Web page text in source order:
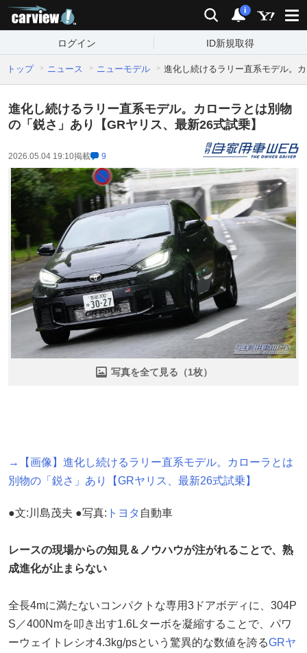
検索 通知
i
ログイン ID新規取得
トップ ニュース ニューモデル 進化し続けるラリー直系モデル。
進化し続けるラリー直系モデル。カローラとは別物
の「鋭さ」あり【GRヤリス、最新26式試乗】
2026.05.04 19:10掲載 9
写真を全て見る（1枚）
→【画像】進化し続けるラリー直系モデル。カローラとは
別物の「鋭さ」あり【GRヤリス、最新26式試乗】
●文:川島茂夫 ●写真: トヨタ 自動車
レースの現場からの知見＆ノウハウが注がれることで、熟
成進化が止まらない
全長4mに満たないコンパクトな専用3ドアボディに、304P
S／400Nmを叩き出す1.6Lターボを凝縮することで、パワ
ーウェイトレシオ4.3kg/psという驚異的な数値を誇るGRヤ